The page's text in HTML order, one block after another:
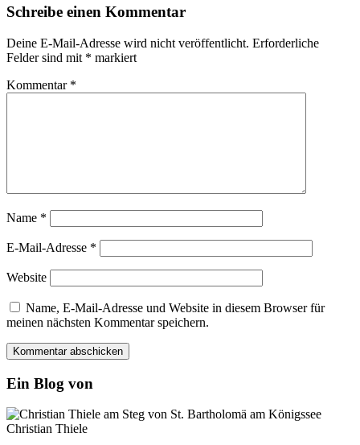
Schreibe einen Kommentar
Deine E-Mail-Adresse wird nicht veröffentlicht. Erforderliche
Felder sind mit * markiert
Kommentar *
Name *
E-Mail-Adresse *
Website
Name, E-Mail-Adresse und Website in diesem Browser für
meinen nächsten Kommentar speichern.
Ein Blog von
Christian Thiele